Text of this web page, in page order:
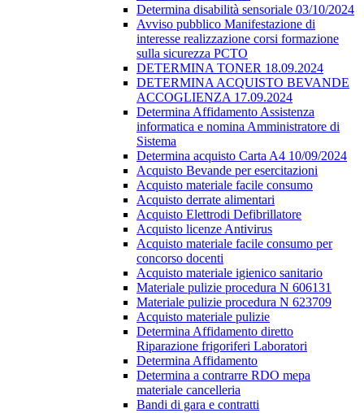
Determina disabilità sensoriale 03/10/2024
Avviso pubblico Manifestazione di
interesse realizzazione corsi formazione
sulla sicurezza PCTO
DETERMINA TONER 18.09.2024
DETERMINA ACQUISTO BEVANDE
ACCOGLIENZA 17.09.2024
Determina Affidamento Assistenza
informatica e nomina Amministratore di
Sistema
Determina acquisto Carta A4 10/09/2024
Acquisto Bevande per esercitazioni
Acquisto materiale facile consumo
Acquisto derrate alimentari
Acquisto Elettrodi Defibrillatore
Acquisto licenze Antivirus
Acquisto materiale facile consumo per
concorso docenti
Acquisto materiale igienico sanitario
Materiale pulizie procedura N 606131
Materiale pulizie procedura N 623709
Acquisto materiale pulizie
Determina Affidamento diretto
Riparazione frigoriferi Laboratori
Determina Affidamento
Determina a contrarre RDO mepa
materiale cancelleria
Bandi di gara e contratti